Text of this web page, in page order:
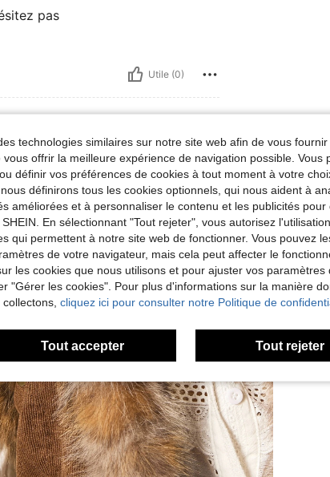
pas
Utile (0)
technologies similaires sur notre site web afin de vous
offrir la meilleure expérience de navigation possible. Vous
définir vos préférences de cookies à tout moment à votre
définirons tous les cookies optionnels, qui nous aident à
améliorées et à personnaliser le contenu et les publicités pour
En sélectionnant "Tout rejeter", vous autorisez
qui permettent à notre site web de fonctionner. Vous pouvez
de votre navigateur, mais cela peut affecter le
les cookies que nous utilisons et pour ajuster vos paramètres
"Gérer les cookies". Pour plus d'informations sur la manière
cliquez ici pour consulter notre Politique de
Tout accepter Tout rejeter